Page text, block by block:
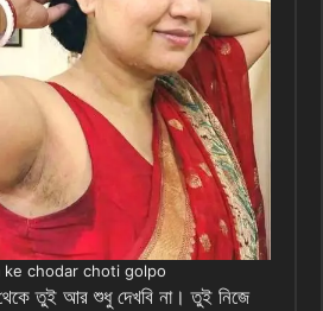
ke chodar choti golpo
তুই আর শুধু দেখবি না। তুই নিজে